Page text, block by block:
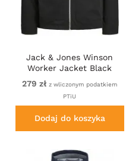
Jack & Jones Winson
Worker Jacket Black
279 zł z wliczonym podatkiem
PTiU
Dodaj do koszyka